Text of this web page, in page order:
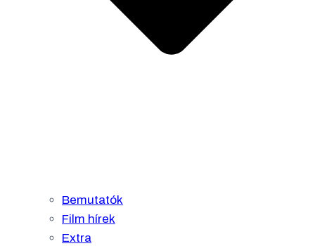
Bemutatók
Film hírek
Extra